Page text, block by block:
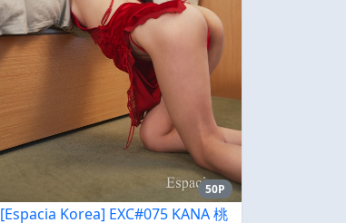
50P
[Espacia Korea] EXC#075 KANA 桃